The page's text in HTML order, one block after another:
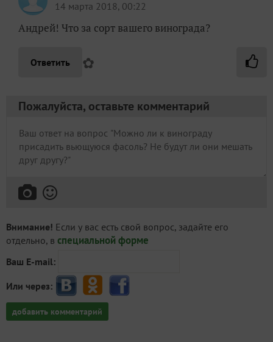
14 марта 2018, 00:22
Андрей! Что за сорт вашего винограда?
Ответить ✿
Пожалуйста, оставьте комментарий
Внимание! Если у вас есть свой вопрос, задайте его
отдельно, в специальной форме
Ваш E-mail:
Или через:
добавить комментарий